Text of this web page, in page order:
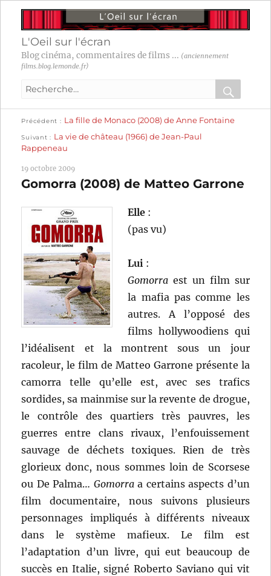
L'Oeil sur l'écran
Blog cinéma, commentaires de films ... (anciennement
films.blog.lemonde.fr)
Recherche
:
OK
Navigation
de
l’article
Précédent
précédente :
La fille de Monaco (2008) de Anne Fontaine
Suivant
suivante :
La vie de château (1966) de Jean-Paul
Rappeneau
19 octobre 2009
Gomorra (2008) de Matteo Garrone
Elle :
(pas vu)
Lui :
Gomorra est un film sur
la mafia pas comme les
autres. A l’opposé des
films hollywoodiens qui
l’idéalisent et la montrent sous un jour
racoleur, le film de Matteo Garrone présente la
camorra telle qu’elle est, avec ses trafics
sordides, sa mainmise sur la revente de drogue,
le contrôle des quartiers très pauvres, les
guerres entre clans rivaux, l’enfouissement
sauvage de déchets toxiques. Rien de très
glorieux donc, nous sommes loin de Scorsese
ou De Palma… Gomorraa certains aspects d’un
film documentaire, nous suivons plusieurs
personnages impliqués à différents niveaux
dans le système mafieux. Le film est
l’adaptation d’un livre, qui eut beaucoup de
succès en Italie, signé Roberto Saviano qui vit